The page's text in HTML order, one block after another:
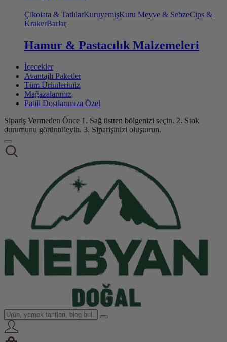
Çikolata & TatlılarKuruyemişKuru Meyve & SebzeCips &
KrakerBarlar
Hamur & Pastacılık Malzemeleri
İçecekler
Avantajlı Paketler
Tüm Ürünlerimiz
Mağazalarımız
Patili Dostlarımıza Özel
Sipariş Vermeden Önce 1. Sağ üstten bölgenizi seçin. 2. Stok
durumunu görüntüleyin. 3. Siparişinizi oluşturun.